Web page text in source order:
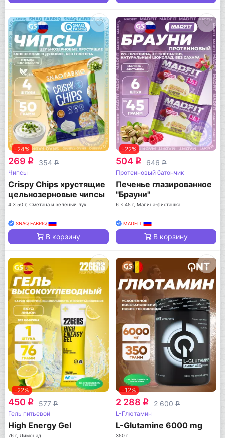
-24%
269 q 354q
Чипсы
Crispy Chips хрустящие
цельнозерновые чипсы
4 x 50 г, Сметана и зелёный лук
SNAQ FABRIQ
В корзину
-22%
504 q 646q
Протеиновый батончик
Печенье глазированное
"Брауни"
6 x 45 г, Малина-фисташка
MADFIT
В корзину
-22%
450 q 577q
Гель питьевой
High Energy Gel
76 г, Лимонад
-12%
2 288 q 2 600q
L-Глютамин
L-Glutamine 6000 mg
350 г